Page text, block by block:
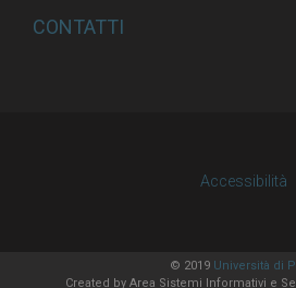
CONTATTI
Accessibilità
© 2019 Università di
Created by Area Sistemi Informativi e